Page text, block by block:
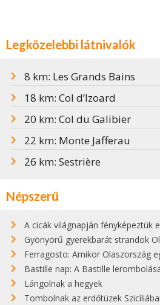
Legközelebbi látnivalók
8 km: Les Grands Bains
18 km: Col d’Izoard
20 km: Col du Galibier
22 km: Monte Jafferau
26 km: Sestrière
Népszerű
A cicák világnapján fényképeztük ezt a
Gyönyörű gyerekbarát strandok
Ferragosto: Amikor Olaszország
Bastille nap: A Bastille lerombolása az
Lángolnak a hegyek
Tombolnak az erdőtüzek